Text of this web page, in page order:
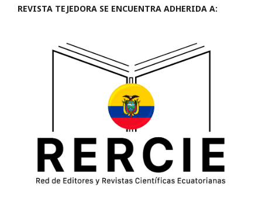
REVISTA TEJEDORA SE ENCUENTRA ADHERIDA A: